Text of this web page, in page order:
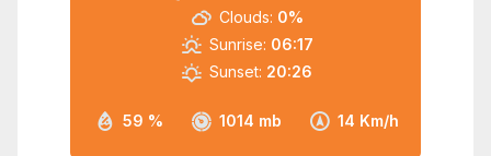
59 % 1014 mb 14 Km/h
Clouds: 0%
Sunrise: 06:17
Sunset: 20:26